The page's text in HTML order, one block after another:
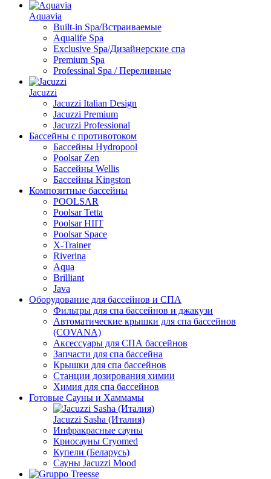
Aquavia
Built-in Spa/Встраиваемые
Aqualife Spa
Exclusive Spa/Дизайнерские спа
Premium Spa
Professinal Spa / Переливные
Jacuzzi
Jacuzzi Italian Design
Jacuzzi Premium
Jacuzzi Professional
Бассейны с противотоком
Бассейны Hydropool
Poolsar Zen
Бассейны Wellis
Бассейны Kingston
Композитные бассейны
POOLSAR
Poolsar Tetta
Poolsar HIIT
Poolsar Space
X-Trainer
Riverina
Aqua
Brilliant
Java
Оборудование для бассейнов и СПА
Фильтры для спа бассейнов и джакузи
Автоматические крышки для спа бассейнов
(COVANA)
Аксессуары для СПА бассейнов
Запчасти для спа бассейна
Крышки для спа бассейнов
Станции дозирования химии
Химия для спа бассейнов
Готовые Сауны и Хаммамы
Jacuzzi Sasha (Италия)
Инфракрасные сауны
Криосауны Cryomed
Купели (Беларусь)
Сауны Jacuzzi Mood